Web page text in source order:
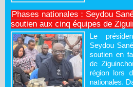
Phases nationales : Seydou
soutien aux cinq équipes de
Le
Seydou
soutien en
de
région lors
nationales.